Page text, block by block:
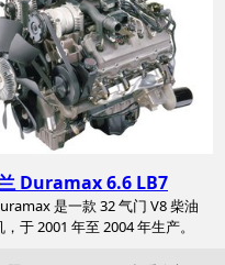
Duramax 6.6 LB7
是一款 32 气门 V8 柴油
于 2001 年至 2004 年生产。